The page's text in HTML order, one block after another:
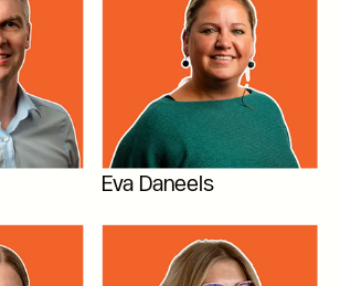
Eva Daneels